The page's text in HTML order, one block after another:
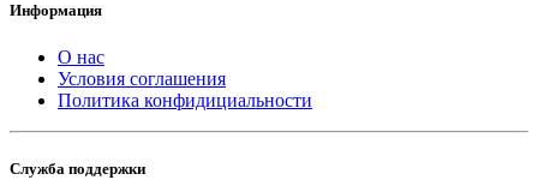
Информация
О нас
Условия соглашения
Политика конфидициальности
Служба поддержки